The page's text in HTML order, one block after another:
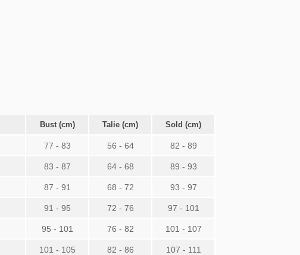
Bust (cm) Talie (cm) Sold (cm)
77 - 83 56 - 64 82 - 89
83 - 87 64 - 68 89 - 93
87 - 91 68 - 72 93 - 97
91 - 95 72 - 76 97 - 101
95 - 101 76 - 82 101 - 107
101 - 105 82 - 86 107 - 111